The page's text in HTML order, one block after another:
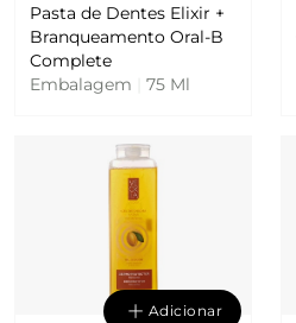
Pasta de Dentes Elixir +
Branqueamento Oral-B
Complete
Embalagem
75 Ml
Adicionar